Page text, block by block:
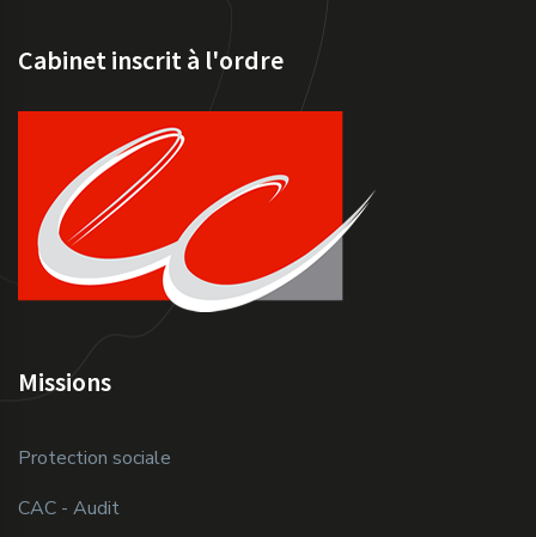
Missions
Protection sociale
CAC - Audit
Cabinet inscrit à l'ordre